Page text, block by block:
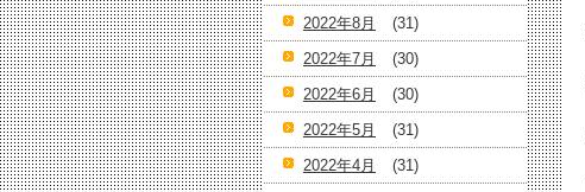
2022年8月
(31)
2022年7月
(30)
2022年6月
(30)
2022年5月
(31)
2022年4月
(31)